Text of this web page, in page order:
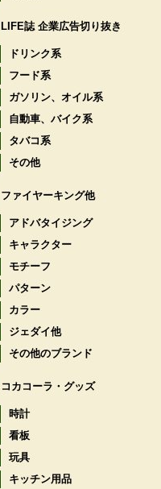
LIFE誌 企業広告切り抜き
ドリンク系
フード系
ガソリン、オイル系
自動車、バイク系
タバコ系
その他
ファイヤーキング他
アドバタイジング
キャラクター
モチーフ
パターン
カラー
ジェダイ他
その他のブランド
コカコーラ・グッズ
時計
看板
玩具
キッチン用品